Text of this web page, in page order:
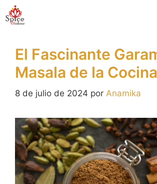
Saltar
al
El Fascinante
Masala de la
8 de julio de 2024 por Anamika